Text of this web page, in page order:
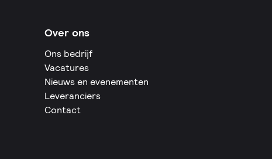
Over ons
Ons bedrijf
Vacatures
Nieuws en evenementen
Leveranciers
Contact